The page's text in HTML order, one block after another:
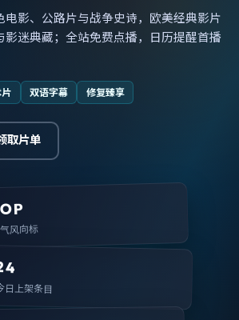
电影、公路片与战争史诗，欧美经典影片
影迷典藏；全站免费点播，日历提醒首播
双语字幕 修复臻享
取片单
风向标
日上架条目